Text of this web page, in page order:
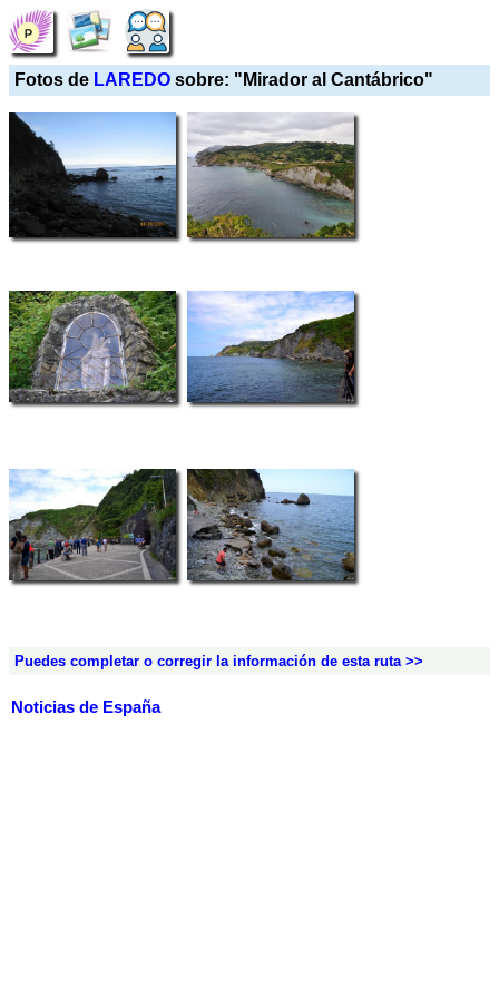
Fotos de LAREDO sobre: "Mirador al Cantábrico"
Puedes completar o corregir la información de esta ruta >>
Noticias de España